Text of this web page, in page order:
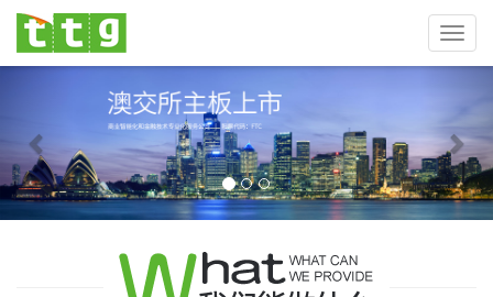
Previous